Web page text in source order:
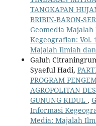
TANGKAPAN
BRIBIN-BARON-
Geomedia
Kegeografian: Vol.
Majalah Ilmiah
Galuh
Syaeful Hadi,
PROGRAM
AGROPOLITAN
GUNUNG KIDUL ,
Informasi
Media: Majalah